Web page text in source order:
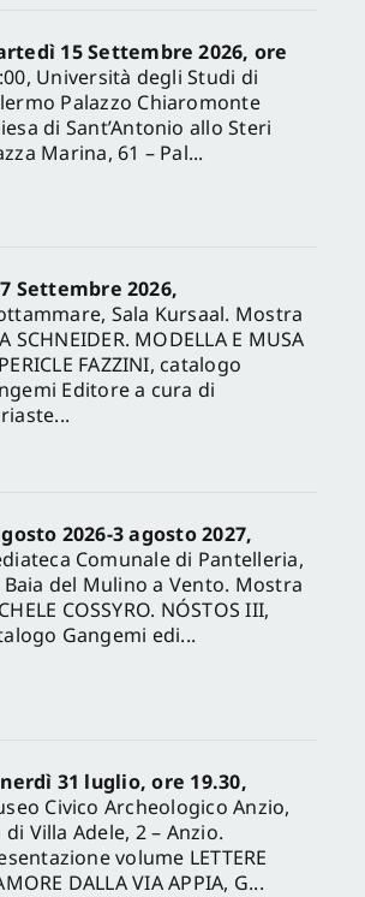
15 Settembre 2026, ore
Università degli Studi di
Palazzo Chiaromonte
di Sant’Antonio allo Steri
Marina, 61 – Pal...
Settembre 2026,
Sala Kursaal. Mostra
SCHNEIDER. MODELLA E MUSA
FAZZINI, catalogo
Editore a cura di
2026-3 agosto 2027,
Comunale di Pantelleria,
Baia del Mulino a Vento. Mostra
COSSYRO. NÓSTOS III,
Gangemi edi...
31 luglio, ore 19.30,
Civico Archeologico Anzio,
di Villa Adele, 2 – Anzio.
volume LETTERE
DALLA VIA APPIA, G...